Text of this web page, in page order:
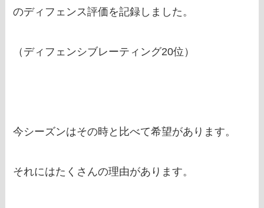
のディフェンス評価を記録しました。
（ディフェンシブレーティング20位）
今シーズンはその時と比べて希望があります。
それにはたくさんの理由があります。